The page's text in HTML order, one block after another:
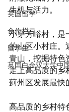
英国留学
合作栏目
留学生
英国白金汉大学中
生机与活力。
小穿芳峪村，是
的山区小村庄。
青山，挖掘特色
走上高品质的乡
蓟州区发展最快
高品质的乡村特